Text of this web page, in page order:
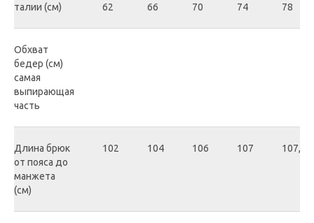
талии (см)
62
66
70
74
78
Обхват
бедер (см)
самая
выпирающая
часть
Длина брюк
от пояса до
манжета
(см)
102 104 106 107 107,5